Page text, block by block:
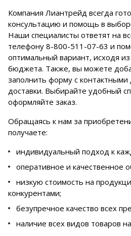
Компания Лиантрейд всегда
консультацию и помощь в
Наши специалисты ответят на
телефону 8-800-511-07-63 и
оптимальный вариант, исходя
бюджета. Также, вы можете
заполнить форму с
доставки. Выбирайте удобный
оформляйте заказ.
Обращаясь к нам за
получаете:
индивидуальный подход к
оперативное и качественное
низкую стоимость на
конкурентами;
безупречное качество всех
наличие всех видов товаров